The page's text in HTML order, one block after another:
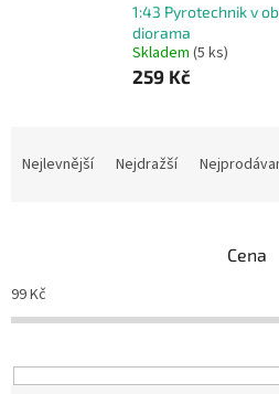
1:43 Pyrotechnik v
diorama
Skladem (5 ks)
259 Kč
p
r
o
u
Nejlevnější Nejdražší
Cena
99Kč